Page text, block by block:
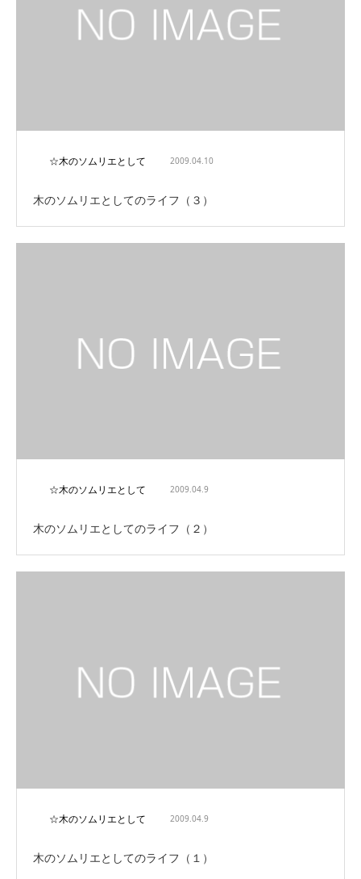
☆木のソムリエとして 2009.04.10
木のソムリエとしてのライフ（３）
☆木のソムリエとして 2009.04.9
木のソムリエとしてのライフ（２）
☆木のソムリエとして 2009.04.9
木のソムリエとしてのライフ（１）